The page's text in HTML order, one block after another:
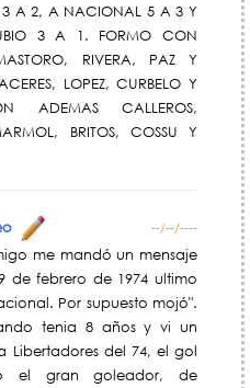
A 2, A NACIONAL 5 A 3 Y
3 A 1. FORMO CON
RIVERA, PAZ Y
LOPEZ, CURBELO Y
ADEMAS CALLEROS,
BRITOS, COSSU Y
--/--/----
me mandó un mensaje
de febrero de 1974 ultimo
Por supuesto mojó".
tenia 8 años y vi un
Libertadores del 74, el gol
el gran goleador, de